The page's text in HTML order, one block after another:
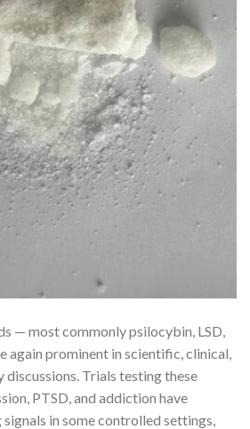
— most commonly psilocybin, LSD,
prominent in scientific, clinical,
discussions. Trials testing these
PTSD, and addiction have
in some controlled settings,